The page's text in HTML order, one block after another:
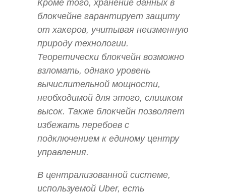
Кроме того, хранение данных в
блокчейне гарантирует защиту
от хакеров, учитывая неизменную
природу технологии.
Теоретически блокчейн возможно
взломать, однако уровень
вычислительной мощности,
необходимой для этого, слишком
высок. Также блокчейн позволяет
избежать перебоев с
подключением к единому центру
управления.
В централизованной системе,
используемой Uber, есть